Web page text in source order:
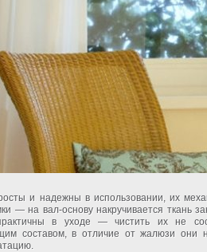
и надежны в использовании, их
— на вал-основу накручивается ткань
в уходе — чистить их не
составом, в отличие от жалюзи они